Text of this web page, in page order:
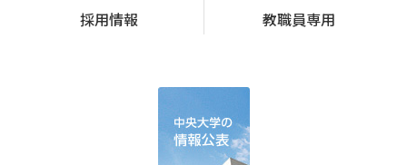
採用情報
教職員専用